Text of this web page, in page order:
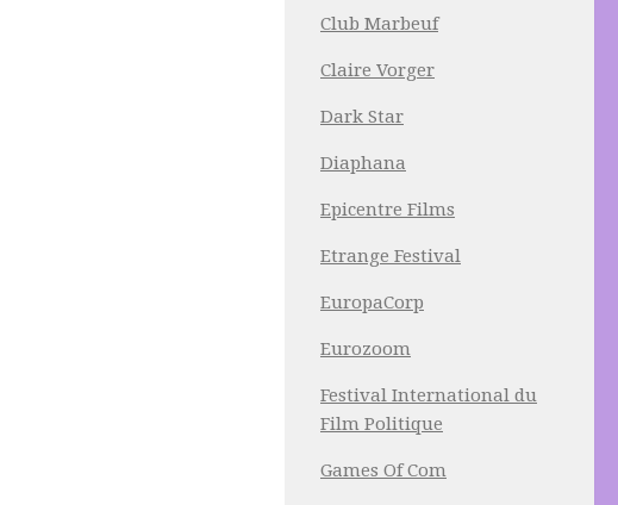
Club Marbeuf
Claire Vorger
Dark Star
Diaphana
Epicentre Films
Etrange Festival
EuropaCorp
Eurozoom
Festival International du
Film Politique
Games Of Com